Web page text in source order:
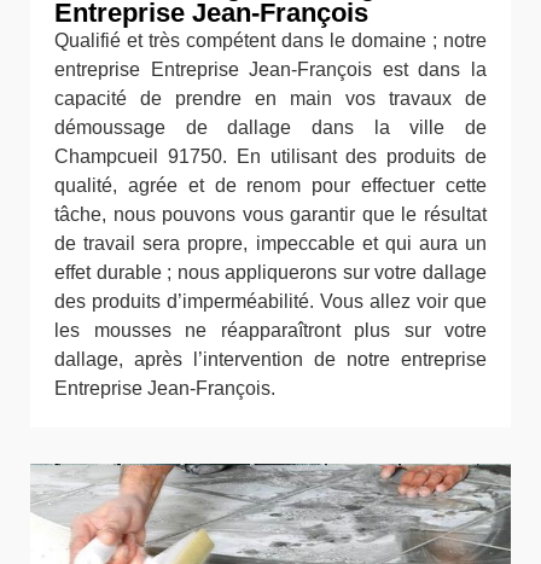
Entreprise Jean-François
Qualifié et très compétent dans le domaine ; notre
entreprise Entreprise Jean-François est dans la
capacité de prendre en main vos travaux de
démoussage de dallage dans la ville de
Champcueil 91750. En utilisant des produits de
qualité, agrée et de renom pour effectuer cette
tâche, nous pouvons vous garantir que le résultat
de travail sera propre, impeccable et qui aura un
effet durable ; nous appliquerons sur votre dallage
des produits d’imperméabilité. Vous allez voir que
les mousses ne réapparaîtront plus sur votre
dallage, après l’intervention de notre entreprise
Entreprise Jean-François.